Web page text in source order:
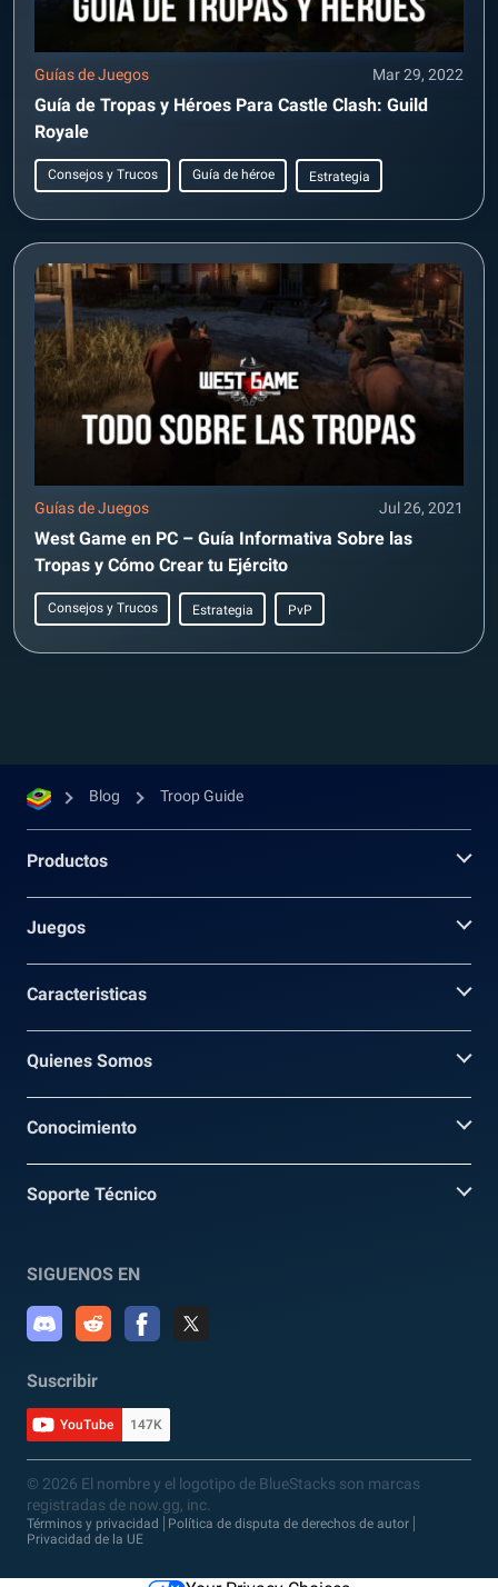
Guías de Juegos Mar 29, 2022
Guía de Tropas y Héroes Para Castle Clash: Guild
Royale
Consejos y Trucos Guía de héroe Estrategia
Guías de Juegos Jul 26, 2021
West Game en PC – Guía Informativa Sobre las
Tropas y Cómo Crear tu Ejército
Consejos y Trucos Estrategia PvP
Blog Troop Guide
Productos
Juegos
Caracteristicas
Quienes Somos
Conocimiento
Soporte Técnico
SIGUENOS EN
Suscribir
YouTube 147K
© 2026 El nombre y el logotipo de BlueStacks son marcas
registradas de now.gg, inc.
Términos y privacidad
Política de disputa de derechos de autor
Privacidad de la UE